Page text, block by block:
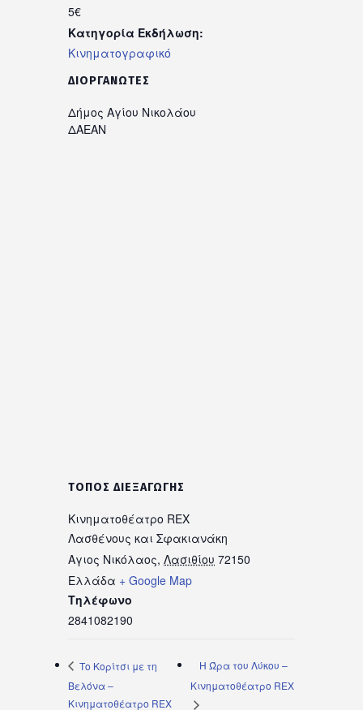
5€
Κατηγορία Εκδήλωση:
Κινηματογραφικό
ΔΙΟΡΓΑΝΩΤΈΣ
Δήμος Αγίου Νικολάου
ΔΑΕΑΝ
ΤΌΠΟΣ ΔΙΕΞΑΓΩΓΉΣ
Κινηματοθέατρο REX
Λασθένους και Σφακιανάκη
Αγιος Νικόλαος, Λασιθίου 72150
Ελλάδα + Google Map
Τηλέφωνο
2841082190
Το Κορίτσι με τη
Βελόνα –
Κινηματοθέατρο REX
Η Ώρα του Λύκου –
Κινηματοθέατρο REX